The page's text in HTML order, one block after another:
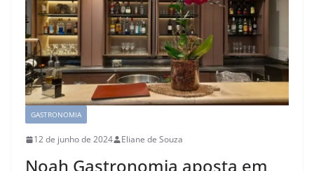
GASTRONOMIA
12 de junho de 2024 Eliane de Souza
Noah Gastronomia aposta em